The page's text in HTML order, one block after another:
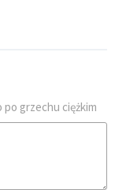
grzechu ciężkim